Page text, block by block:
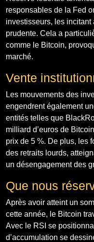
responsables de la Fed
investisseurs, les
prudente. Cela a
comme le Bitcoin,
marché.
Vente
Les mouvements des
engendrent également
entités telles que
milliard d’euros de
prix de 5 %. De plus, les
des retraits lourds,
un désengagement des
Que nous
Après avoir atteint un
cette année, le Bitcoin
Avec le RSI se
d’accumulation se